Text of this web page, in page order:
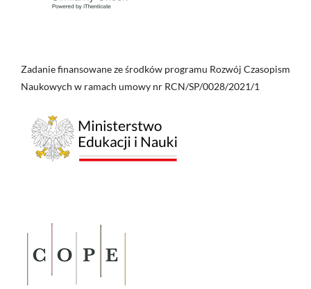
Zadanie finansowane ze środków programu Rozwój Czasopism
Naukowych w ramach umowy nr RCN/SP/0028/2021/1